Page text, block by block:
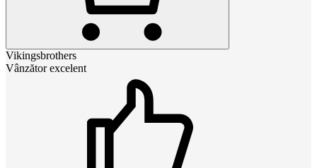
Vikingsbrothers
Vânzător excelent